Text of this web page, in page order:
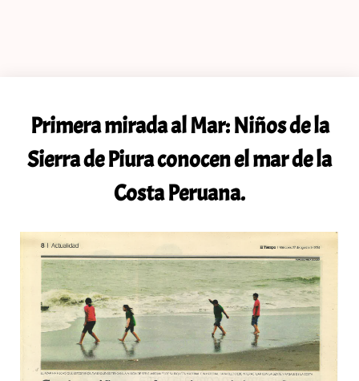
Primera mirada al Mar: Niños de la
Sierra de Piura conocen el mar de la
Costa Peruana.